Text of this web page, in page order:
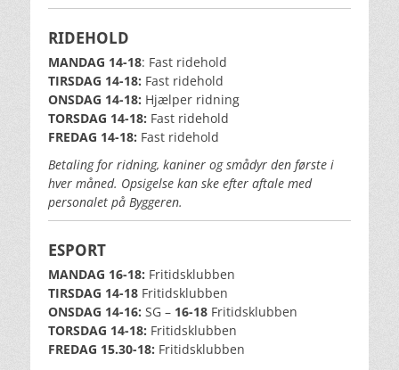
RIDEHOLD
MANDAG 14-18: Fast ridehold
TIRSDAG 14-18: Fast ridehold
ONSDAG 14-18: Hjælper ridning
TORSDAG 14-18: Fast ridehold
FREDAG 14-18: Fast ridehold
Betaling for ridning, kaniner og smådyr den første i
hver måned. Opsigelse kan ske efter aftale med
personalet på Byggeren.
ESPORT
MANDAG 16-18: Fritidsklubben
TIRSDAG 14-18 Fritidsklubben
ONSDAG 14-16: SG – 16-18 Fritidsklubben
TORSDAG 14-18: Fritidsklubben
FREDAG 15.30-18: Fritidsklubben